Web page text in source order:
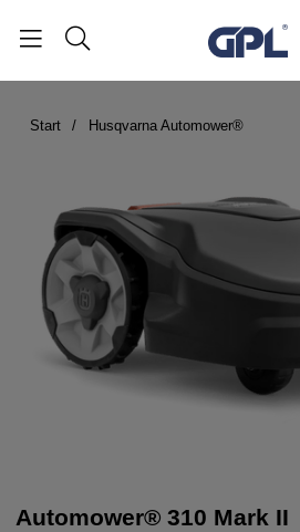
Start Husqvarna Automower®
Automower® 310 Mark II